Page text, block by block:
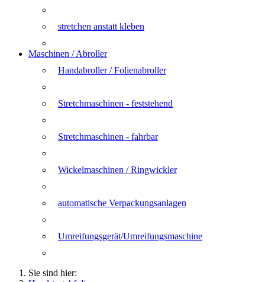
stretchen anstatt kleben
Maschinen / Abroller
Handabroller / Folienabroller
Stretchmaschinen - feststehend
Stretchmaschinen - fahrbar
Wickelmaschinen / Ringwickler
automatische Verpackungsanlagen
Umreifungsgerät/Umreifungsmaschine
Sie sind hier: